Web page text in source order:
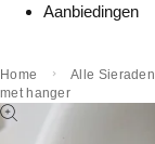
Aanbiedingen
Home Alle Sieraden
met hanger